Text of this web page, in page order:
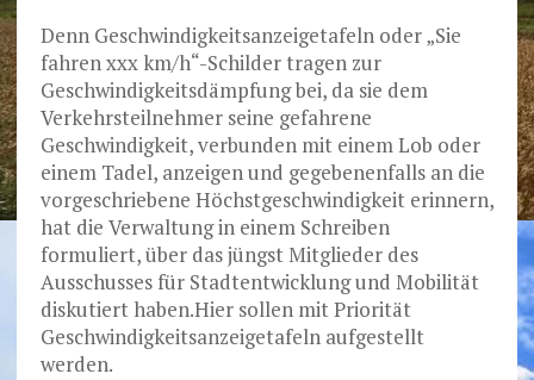
Denn Geschwindigkeitsanzeigetafeln oder „Sie
fahren xxx km/h“-Schilder tragen zur
Geschwindigkeitsdämpfung bei, da sie dem
Verkehrsteilnehmer seine gefahrene
Geschwindigkeit, verbunden mit einem Lob oder
einem Tadel, anzeigen und gegebenenfalls an die
vorgeschriebene Höchstgeschwindigkeit erinnern,
hat die Verwaltung in einem Schreiben
formuliert, über das jüngst Mitglieder des
Ausschusses für Stadtentwicklung und Mobilität
diskutiert haben.Hier sollen mit Priorität
Geschwindigkeitsanzeigetafeln aufgestellt
werden.